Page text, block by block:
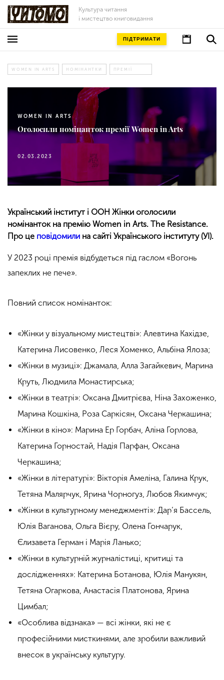
Культура читання
і мистецтво книговидання
ПІДТРИМАТИ
WOMEN IN ARTS НОМІНАНТКИ ПРЕМІЇ
WOMEN IN ARTS
Оголосили номінанток премії Women in Arts
02.03.2023
Український інститут і ООН Жінки оголосили
номінанток на премію Women in Arts. The Resistance.
Про це повідомили на сайті Українського інституту (УІ).
У 2023 році премія відбудеться під гаслом «Вогонь
запеклих не пече».
Повний список номінанток:
«Жінки у візуальному мистецтві»: Алевтина Кахідзе,
Катерина Лисовенко, Леся Хоменко, Альбіна Ялоза;
«Жінки в музиці»: Джамала, Алла Загайкевич, Марина
Круть, Людмила Монастирська;
«Жінки в театрі»: Оксана Дмитрієва, Ніна Захоженко,
Марина Кошкіна, Роза Саркісян, Оксана Черкашина;
«Жінки в кіно»: Марина Ер Горбач, Аліна Горлова,
Катерина Горностай, Надія Парфан, Оксана
Черкашина;
«Жінки в літературі»: Вікторія Амеліна, Галина Крук,
Тетяна Малярчук, Ярина Чорногуз, Любов Якимчук;
«Жінки в культурному менеджменті»: Дар’я Бассель,
Юлія Ваганова, Ольга Вієру, Олена Гончарук,
Єлизавета Герман і Марія Ланько;
«Жінки в культурній журналістиці, критиці та
дослідженнях»: Катерина Ботанова, Юлія Манукян,
Тетяна Огаркова, Анастасія Платонова, Ярина
Цимбал;
«Особлива відзнака» — всі жінки, які не є
професійними мисткинями, але зробили важливий
внесок в українську культуру.